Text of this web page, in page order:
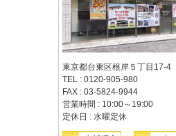
東京都台東区根岸５丁目17-4
TEL : 0120-905-980
FAX : 03-5824-9944
営業時間 : 10:00～19:00
定休日 : 水曜定休